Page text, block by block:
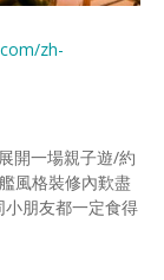
zh-
開一場親子遊/約
風格裝修內歎盡
朋友都一定食得